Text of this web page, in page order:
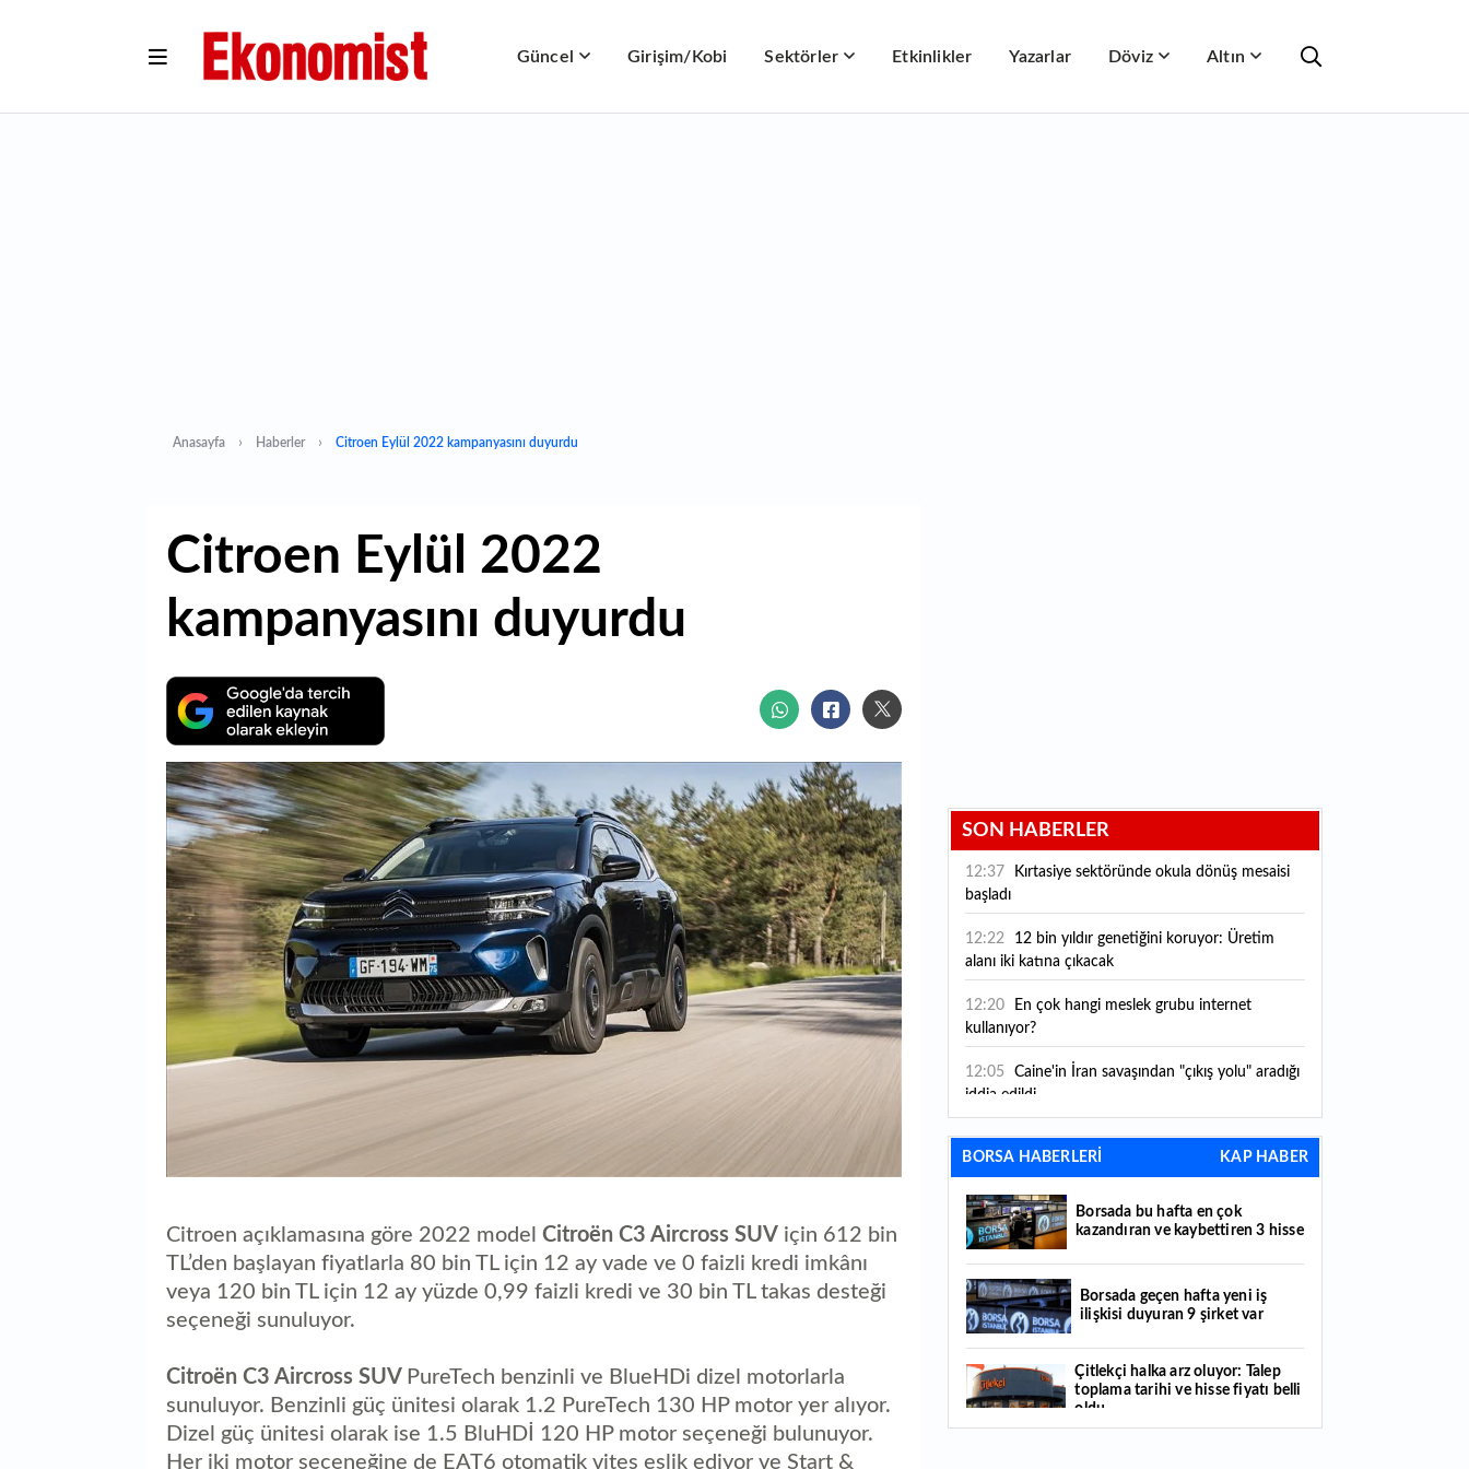
Güncel Girişim/Kobi Sektörler Etkinlikler Yazarlar Döviz Altın
Anasayfa Haberler Citroen Eylül 2022 kampanyasını duyurdu
Citroen Eylül 2022
kampanyasını duyurdu
Citroen açıklamasına göre 2022 model Citroën C3 Aircross SUV için 612 bin
TL’den başlayan fiyatlarla 80 bin TL için 12 ay vade ve 0 faizli kredi imkânı
veya 120 bin TL için 12 ay yüzde 0,99 faizli kredi ve 30 bin TL takas desteği
seçeneği sunuluyor.
Citroën C3 Aircross SUV PureTech benzinli ve BlueHDi dizel motorlarla
sunuluyor. Benzinli güç ünitesi olarak 1.2 PureTech 130 HP motor yer alıyor.
Dizel güç ünitesi olarak ise 1.5 BluHDİ 120 HP motor seçeneği bulunuyor.
Her iki motor seçeneğine de EAT6 otomatik vites eşlik ediyor ve Start &
SON HABERLER
12:37
başladı
12:22
alanı iki katına çıkacak
12:20
kullanıyor?
12:05
Caine'in İran savaşından "çıkış yolu" aradığı
iddia edildi
11:54 "Esnaf ve sanatkara bu yılın ilk yarısında
yaklaşık 75 milyar lira finansman sağladık"
11:52 Yaratıcılık ve ticaret bir araya geldi: İşte
İstanbul'un yeni girişimcilik alanı
Carrier'ın paylarının tamamını devralıyor
Festival bölgeye canlılık getirdi
11:23 Küresel piyasalarda yeni haftada takip
edilecek 4 gelişme hangileri olacak?
BORSA HABERLERİ KAP HABER
Borsada bu hafta en çok
kazandıran ve kaybettiren 3 hisse
Borsada geçen hafta yeni iş
ilişkisi duyuran 9 şirket var
Çitlekçi halka arz oluyor: Talep
toplama tarihi ve hisse fiyatı belli
oldu